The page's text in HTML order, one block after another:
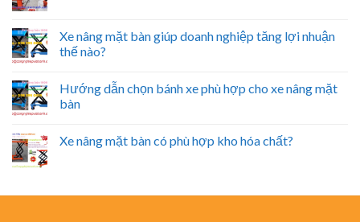
Xe nâng mặt bàn giúp doanh nghiệp tăng lợi nhuận
thế nào?
Hướng dẫn chọn bánh xe phù hợp cho xe nâng mặt
bàn
Xe nâng mặt bàn có phù hợp kho hóa chất?